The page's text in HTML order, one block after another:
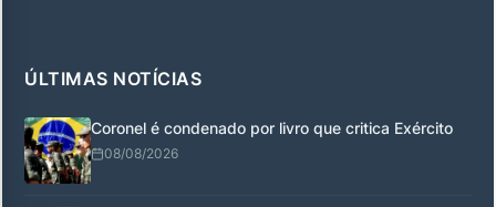
ÚLTIMAS NOTÍCIAS
Coronel é condenado por livro que critica Exército
08/08/2026